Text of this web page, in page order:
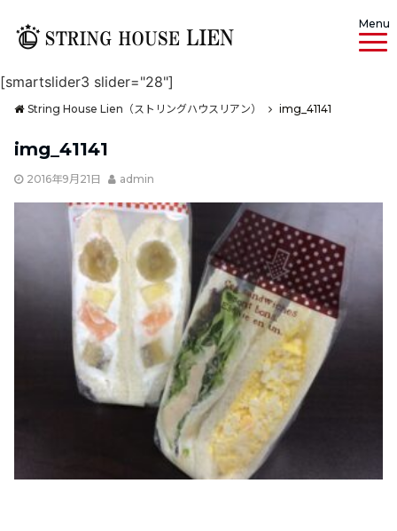
Menu
[smartslider3 slider="28"]
String House Lien（ストリングハウスリアン） img_41141
img_41141
2016年9月21日 admin